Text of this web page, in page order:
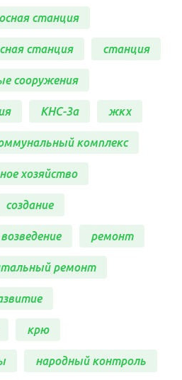
станция
станция станция
сооружения
КНС-3а жкх
комплекс
хозяйство
создание
возведение ремонт
ремонт
крю
народный контроль